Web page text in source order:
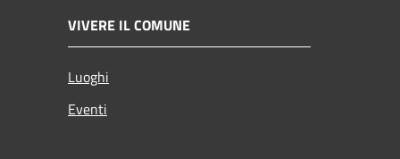
VIVERE IL COMUNE
Luoghi
Eventi